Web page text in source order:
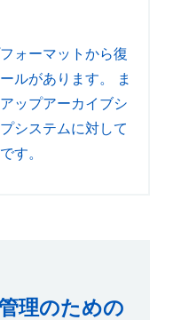
ォーマットから復
ルがあります。 ま
ップアーカイブシ
システムに対して
す。
理のための